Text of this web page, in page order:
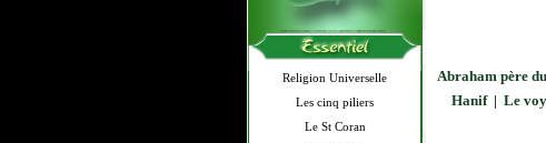
Religion Universelle
Les cinq piliers
Le St Coran
Abraham père
Hanif| Le